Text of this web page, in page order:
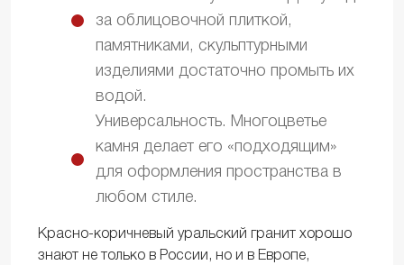
за облицовочной плиткой,
памятниками, скульптурными
изделиями достаточно промыть их
водой.
Универсальность. Многоцветье
камня делает его «подходящим»
для оформления пространства в
любом стиле.
Красно-коричневый уральский гранит хорошо
знают не только в России, но и в Европе,